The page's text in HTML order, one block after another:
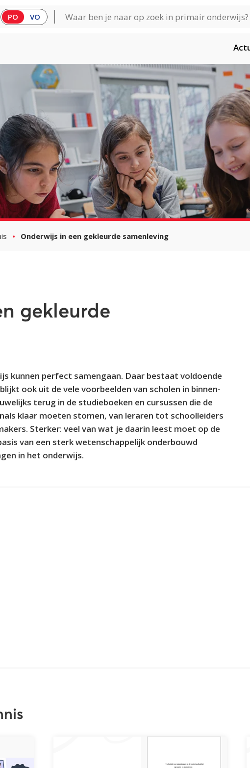
PO VO
Onderwijs in een gekleurde samenleving
gekleurde
kunnen perfect samengaan. Daar bestaat voldoende
ook uit de vele voorbeelden van scholen in binnen-
terug in de studieboeken en cursussen die de
klaar moeten stomen, van leraren tot schoolleiders
Sterker: veel van wat je daarin leest moet op de
van een sterk wetenschappelijk onderbouwd
in het onderwijs.